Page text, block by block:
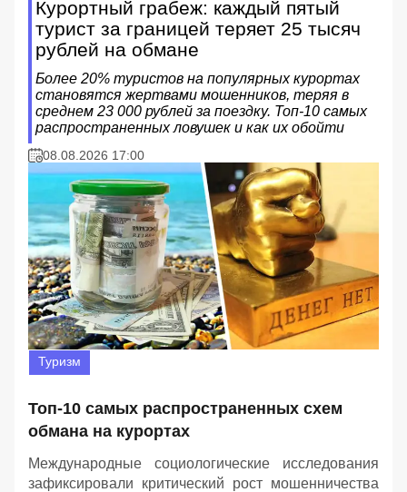
Курортный грабеж: каждый пятый
турист за границей теряет 25 тысяч
рублей на обмане
Более 20% туристов на популярных курортах
становятся жертвами мошенников, теряя в
среднем 23 000 рублей за поездку. Топ-10 самых
распространенных ловушек и как их обойти
08.08.2026 17:00
Туризм
Топ-10 самых распространенных схем
обмана на курортах
Международные социологические исследования
зафиксировали критический рост мошенничества